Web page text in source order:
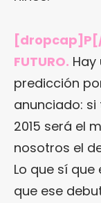
[dropcap]P[/
FUTURO.
predicción
anunciado:
2015 será el
nosotros el
Lo que sí
que ese